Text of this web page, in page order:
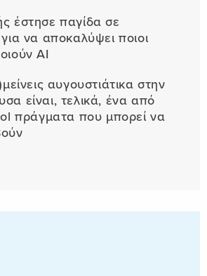
έστησε παγίδα σε
να αποκαλύψει ποιοι
AI
αυγουστιάτικα στην
είναι, τελικά, ένα από
πράγματα που μπορεί να